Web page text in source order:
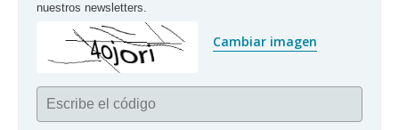
nuestros newsletters.
Cambiar imagen
Escribe el código